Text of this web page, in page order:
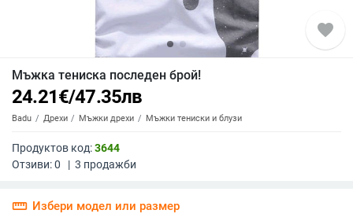
favorite
Мъжка тениска последен брой!
24.21€/47.35лв
Badu Дрехи Мъжки дрехи Мъжки тениски и блузи
Продуктов код:3644
Отзиви:0 | 3 продажби
straighten Избери модел или размер